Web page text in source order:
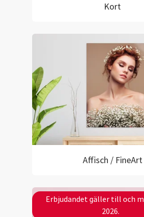
Kort
Affisch / FineArt
Erbjudandet gäller till och
2026.